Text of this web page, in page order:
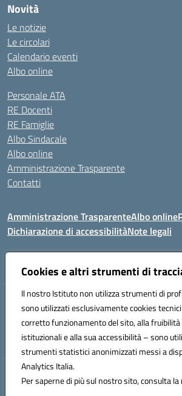
Cookies e altri strumenti di
Il nostro Istituto non utilizza strumenti di
sono utilizzati esclusivamente cookies
corretto funzionamento del sito, alla fruibilità
istituzionali e alla sua accessibilità – sono
strumenti statistici anonimizzati messi a
Analytics Italia.
Per saperne di più sul nostro sito, consulta la
Novità
Le notizie
Le circolari
Calendario eventi
Albo online
Personale ATA
RE Docenti
RE Famiglie
Albo Sindacale
Albo online
Amministrazione Trasparente
Contatti
Amministrazione TrasparenteAlbo online
Dichiarazione di accessibilitàNote legali
Codice fiscale: 81000450908 Codice
Telefono: 079714035 Fax: 079716128
Mail: SSIC80600X@istruzione.it PEC:
Hosting & Powered by 3D
Concept & Design by